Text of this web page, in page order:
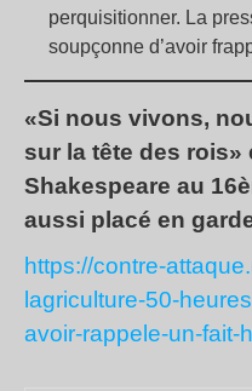
perquisitionner. La
soupçonne d’avoir
«Si nous vivons,
sur la tête des rois»
Shakespeare au
aussi placé en
https://contre-
lagriculture-50-
avoir-rappele-un-fait-